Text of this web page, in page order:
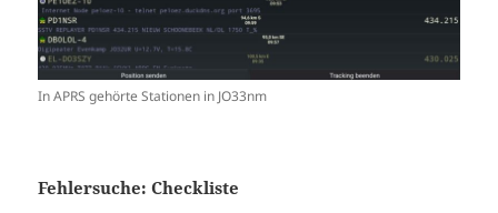
In APRS gehörte Stationen in JO33nm
Fehlersuche: Checkliste